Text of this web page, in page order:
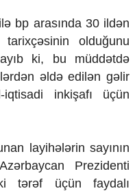
bp arasında 30 ildən
olduğunu
ki, bu müddətdə
əldə edilən gəlir
iqtisadi inkişafı üçün
layihələrin sayının
Prezidenti
tərəf üçün faydalı